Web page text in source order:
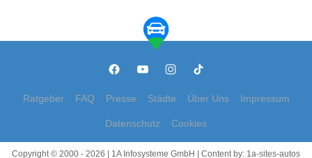
Ratgeber FAQ Presse Städte Über Uns Impressum
Datenschutz Cookies
Copyright © 2000 - 2026 | 1A Infosysteme GmbH | Content by: 1a-sites-autos